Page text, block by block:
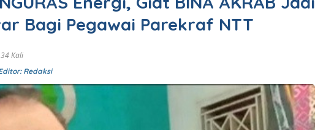
Bagi Pegawai Parekraf NTT
Kali
Redaksi